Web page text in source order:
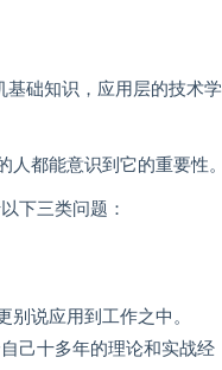
础知识，应用层的技术学
人都能意识到它的重要性。
下三类问题：
别说应用到工作之中。
己十多年的理论和实战经